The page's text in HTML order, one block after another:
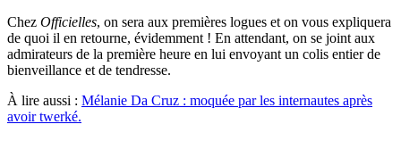
Chez Officielles, on sera aux premières logues et on vous expliquera
de quoi il en retourne, évidemment ! En attendant, on se joint aux
admirateurs de la première heure en lui envoyant un colis entier de
bienveillance et de tendresse.
À lire aussi : Mélanie Da Cruz : moquée par les internautes après
avoir twerké.